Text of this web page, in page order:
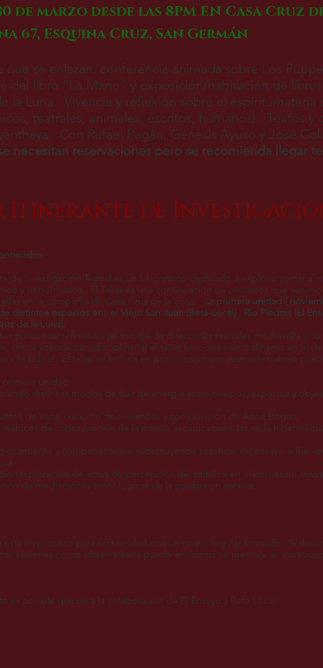
de marzo desde las 8PM EN Casa Cruz
67, Esquina Cruz, San Germán
que se enlazan: conferencia animada sobre Los
del libro “La Mano” y exposición/habitación de
la Luna. Vivencia y reflexión sobre el espíritumateria
teatrales, animales, escritos, humanos). Textos y
Con Rafael Pagán, Génesis Ayuso y José
necesitan reservaciones pero se recomienda llegar
Itinerante de
de Investigación Teatral es un laboratorio dedicado a explorar
y performático. El Taller es una continuación de procesos que
en la compañía de Casa Cruz de la Luna.
La primera unidad (
distintos espacios en: el Viejo San Juan (Beta-Local) , Río Piedras (El
de la Luna).
puntos de referencia (el trabajo de director@s teatrales modern@s y
crítica y teoría transdisciplinaria) el taller funciona como dínamo en el
a lo teatral. El taller se enfoca en procesos; una muestra de trabajo
unidad :
distintos modos de fluir de energía entre cuerpos, espacios y
de Vista, creación de ensemble y composición de Anne Bogart.
de improvisación de la puesta escénica basadas en la
y compenetración substituyendo prácticas de ensayo o
(exploración de actos de percepción del público en el encuentro
de mediaciones tecnológicas de la palabra en escena
está en proceso para esta unidad con un grupo regular formado. Si
sesiones como observador/a puede enviarnos un mensaje a:
es posible gracias a la colaboración de El Ensayo y Beta Local.